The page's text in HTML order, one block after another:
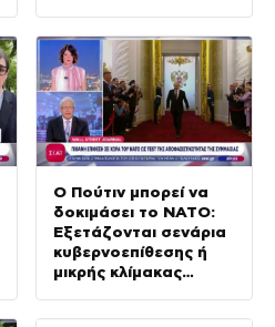
Ο Πούτιν μπορεί να
δοκιμάσει το ΝΑΤΟ:
Εξετάζονται σενάρια
κυβερνοεπίθεσης ή
μικρής κλίμακας